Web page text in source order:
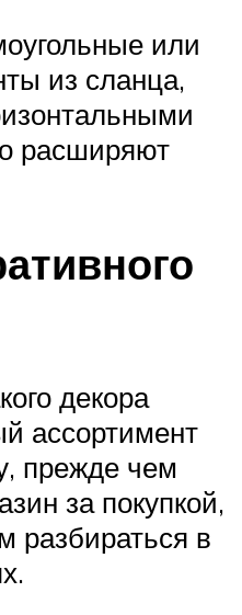
или
из сланца,
расширяют
декора
ассортимент
прежде чем
за покупкой,
разбираться в